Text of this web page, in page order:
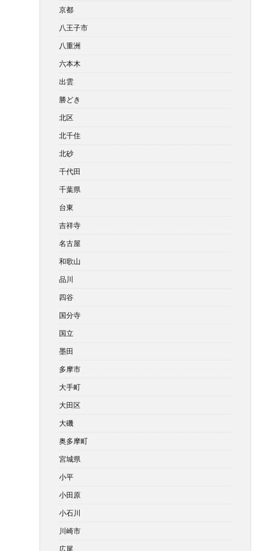
京都
八王子市
八重洲
六本木
出雲
勝どき
北区
北千住
北砂
千代田
千葉県
台東
吉祥寺
名古屋
和歌山
品川
四谷
国分寺
国立
墨田
多摩市
大手町
大田区
大磯
奥多摩町
宮城県
小平
小田原
小石川
川崎市
広尾